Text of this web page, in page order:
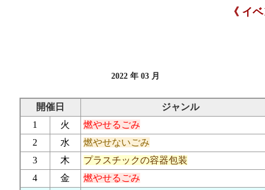
《 イ
2022 年 03 月
開催日
ジャンル
1
火
燃やせるごみ
2
水
燃やせないごみ
3
木
プラスチックの容器包装
4
金
燃やせるごみ